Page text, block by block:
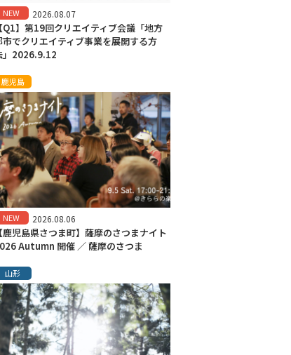
NEW 2026.08.07
【Q1】第19回クリエイティブ会議「地方
市でクリエイティブ事業を展開する方
」2026.9.12
鹿児島
NEW 2026.08.06
【鹿児島県さつま町】薩摩のさつまナイト
Autumn 開催 ／ 薩摩のさつま
山形